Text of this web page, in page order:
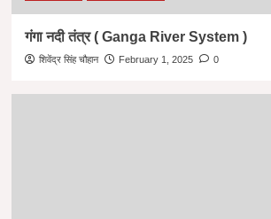
गंगा नदी तंत्र ( Ganga River System )
शिवेंद्र सिंह चौहान February 1, 2025 0